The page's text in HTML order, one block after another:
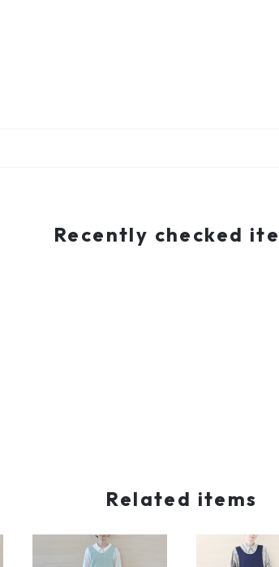
Recently checked
Related items